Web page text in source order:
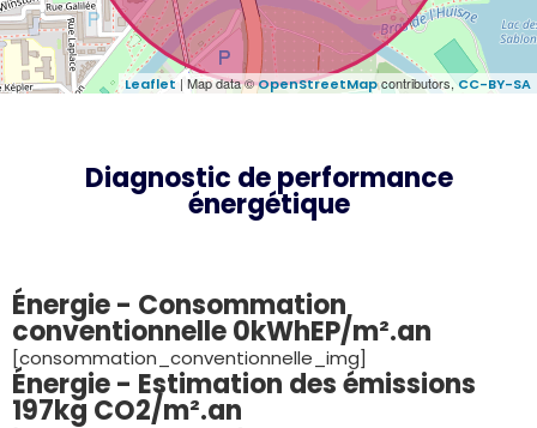
Leaflet | Map data ©OpenStreetMapcontributors,CC-BY-SA
Diagnostic de performance
énergétique
Énergie - Consommation
conventionnelle 0kWhEP/m².an
[consommation_conventionnelle_img]
Énergie - Estimation des émissions
197kg CO2/m².an